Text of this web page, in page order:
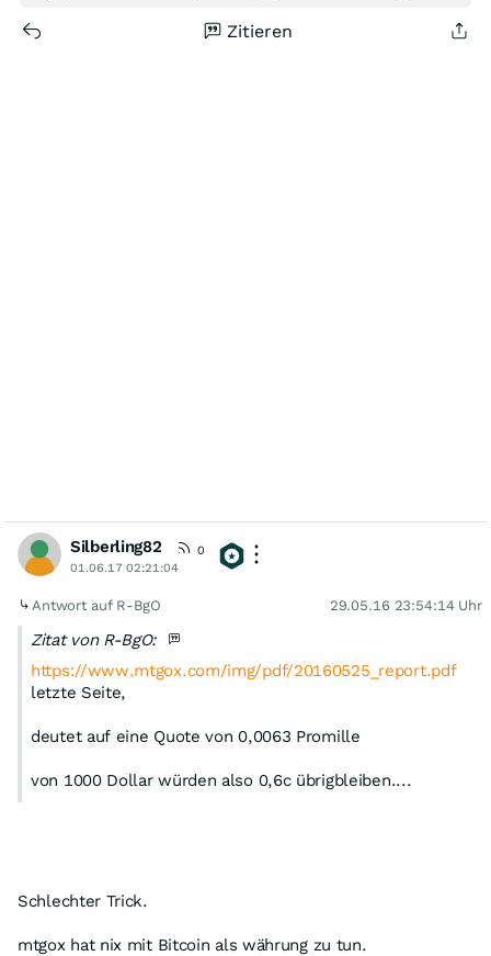
Zitieren
Silberling82
0
01.06.17 02:21:04
Antwort auf R-BgO 29.05.16 23:54:14 Uhr
Zitat von R-BgO:
https://www.mtgox.com/img/pdf/20160525_report.pdf
letzte Seite,
deutet auf eine Quote von 0,0063 Promille
von 1000 Dollar würden also 0,6c übrigbleiben....
Schlechter Trick.
mtgox hat nix mit Bitcoin als währung zu tun.